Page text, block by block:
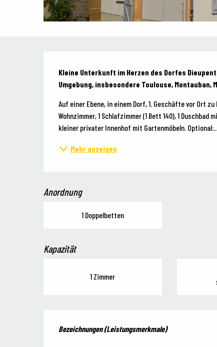
Kleine Unterkunft im Herzen des Dorfes
Umgebung, insbesondere Toulouse, Montauban,
Auf einer Ebene, in einem Dorf, 1. Geschäfte vor Ort
Wohnzimmer, 1 Schlafzimmer (1 Bett 140), 1 Duschbad
kleiner privater Innenhof mit Gartenmöbeln. Optional:...
Mehr anzeigen
Anordnung
1 Doppelbetten
Kapazität
1 Zimmer
Bezeichnungen (Leistungsmerkmale)
Bezeichnungen (Leistungsmerkmale)